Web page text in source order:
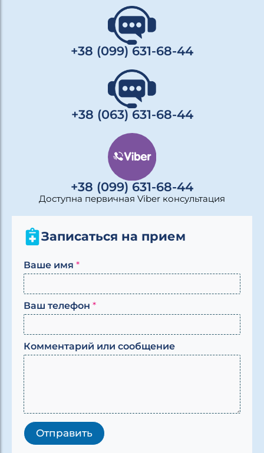
+38 (099) 631-68-44
+38 (063) 631-68-44
+38 (099) 631-68-44
Доступна первичная Viber консультация
Записаться на прием
с
о
о
щ
е
н
и
е
*
*
Ваше имя *
Ваш телефон *
Комментарий или сообщение
Отправить